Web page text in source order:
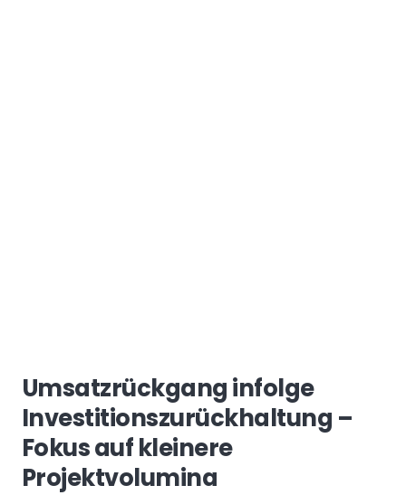
Umsatzrückgang infolge
Investitionszurückhaltung –
Fokus auf kleinere
Projektvolumina